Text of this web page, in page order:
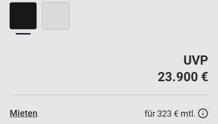
UVP
23.900 €
Mieten
für 323 € mtl.